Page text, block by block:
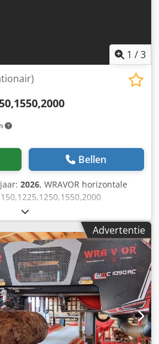
1 /3
Bellen
2026, WRAVOR horizontale
mechanisatie enz.
zijn uw contactpersoon voor het
Wij bieden u graag de juiste
Advertentie